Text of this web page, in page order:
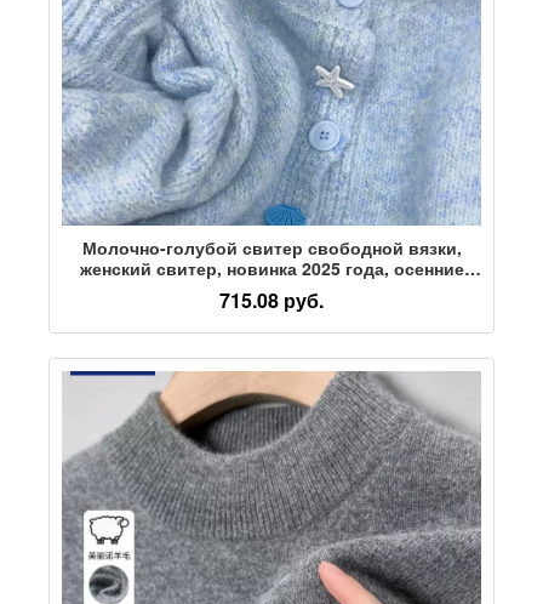
Молочно-голубой свитер свободной вязки,
женский свитер, новинка 2025 года, осенние
модели, внесезонный кардиган, свитер,
корейский топ
715.08 руб.